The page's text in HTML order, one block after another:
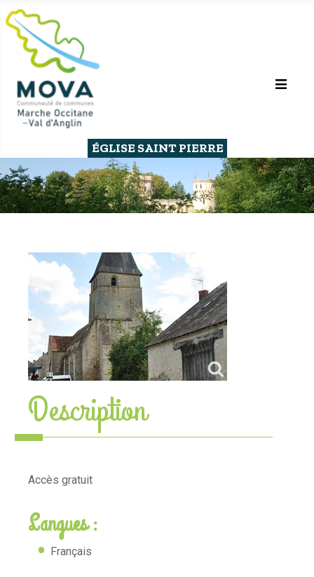
ÉGLISE SAINT PIERRE
Description
Accès gratuit
Langues :
Français